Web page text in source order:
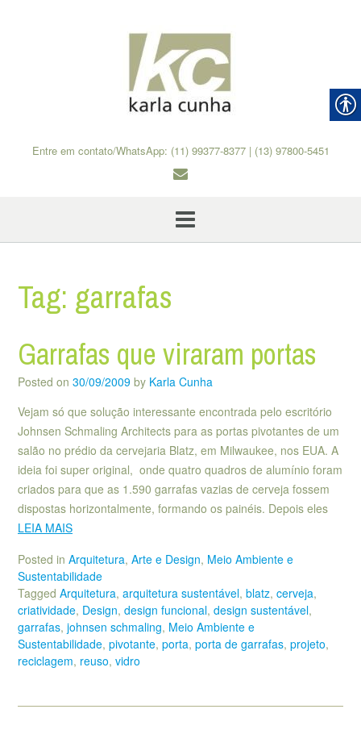
Entre em contato/WhatsApp: (11) 99377-8377 | (13) 97800-5451
Tag: garrafas
Garrafas que viraram portas
Posted on 30/09/2009 by Karla Cunha
Vejam só que solução interessante encontrada pelo escritório
Johnsen Schmaling Architects para as portas pivotantes de um
salão no prédio da cervejaria Blatz, em Milwaukee, nos EUA. A
ideia foi super original, onde quatro quadros de alumínio foram
criados para que as 1.590 garrafas vazias de cerveja fossem
dispostas horizontalmente, formando os painéis. Depois eles
LEIA MAIS
Posted in Arquitetura, Arte e Design, Meio Ambiente e
Sustentabilidade
Tagged Arquitetura, arquitetura sustentável, blatz, cerveja,
criatividade, Design, design funcional, design sustentável,
garrafas, johnsen schmaling, Meio Ambiente e
Sustentabilidade, pivotante, porta, porta de garrafas, projeto,
reciclagem, reuso, vidro